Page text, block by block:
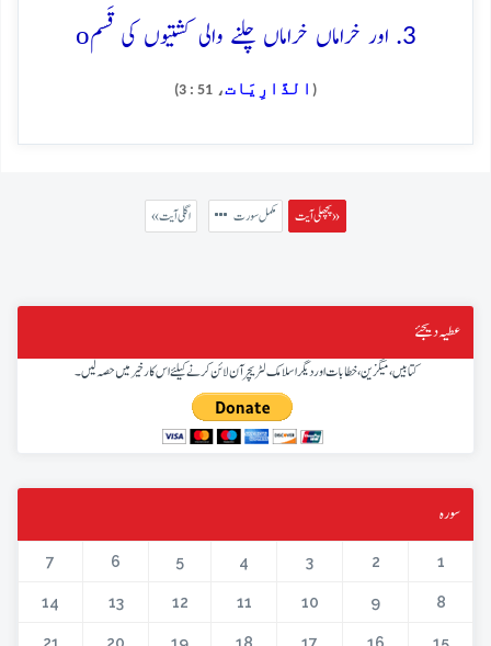
3. اور خراماں خراماں چلنے والی کشتیوں کی قَسم o
( الذَّارِيَات، 51 : 3)
پچھلی آیت » مکمل سورت « اگلی آیت
عطیہ دیجئے
کتابیں، میگزین، خطابات اور دیگر اسلامک لٹریچر آن لائن کرنے کیلئے اس کار خیر میں حصہ لیں۔
سورہ
1
2
3
4
5
6
7
8
9
10
11
12
13
14